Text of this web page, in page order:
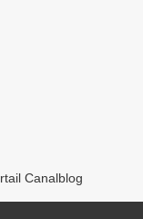
Canalblog